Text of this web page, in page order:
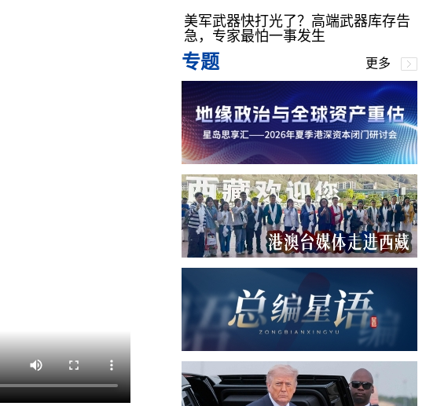
美军武器快打光了？高端武器库存告
急，专家最怕一事发生
专题 更多